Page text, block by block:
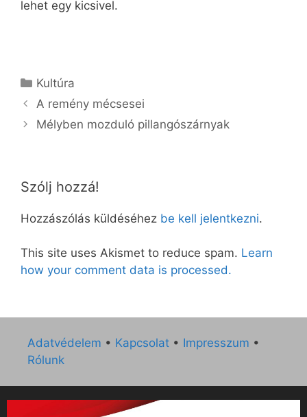
lehet egy kicsivel.
Kategória
Kultúra
A remény mécsesei
Mélyben mozduló pillangószárnyak
Szólj hozzá!
Hozzászólás küldéséhez be kell jelentkezni.
This site uses Akismet to reduce spam. Learn
how your comment data is processed.
Adatvédelem • Kapcsolat • Impresszum •
Rólunk